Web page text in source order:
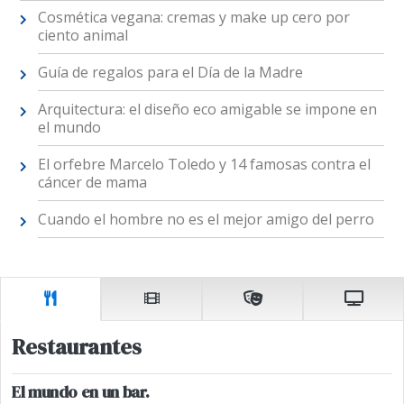
Cosmética vegana: cremas y make up cero por
ciento animal
Guía de regalos para el Día de la Madre
Arquitectura: el diseño eco amigable se impone en
el mundo
El orfebre Marcelo Toledo y 14 famosas contra el
cáncer de mama
Cuando el hombre no es el mejor amigo del perro
Restaurantes
El mundo en un bar.